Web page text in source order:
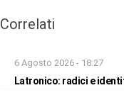
Correlati
6 Agosto 2026 - 18:27
Latronico: radici e